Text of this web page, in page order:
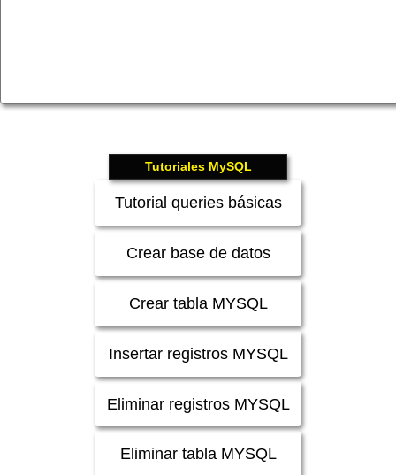
Tutoriales MySQL
Tutorial queries básicas
Crear base de datos
Crear tabla MYSQL
Insertar registros MYSQL
Eliminar registros MYSQL
Eliminar tabla MYSQL